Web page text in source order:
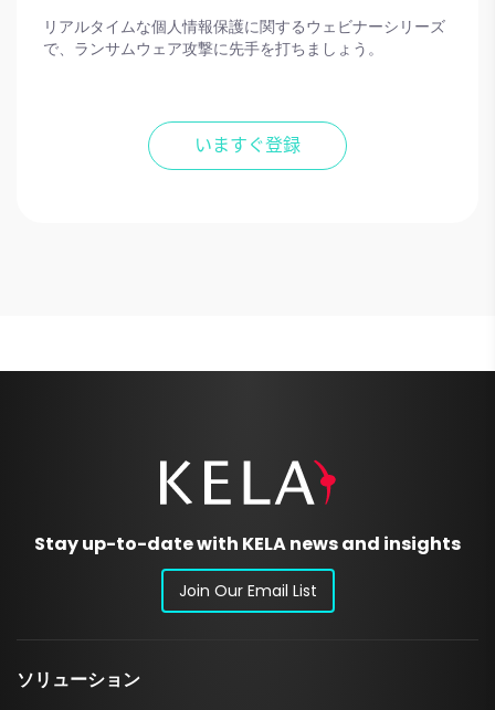
リアルタイムな個人情報保護に関するウェビナーシリーズ
で、ランサムウェア攻撃に先手を打ちましょう。
Stay up-to-date with KELA news and insights
Join Our Email List
ソリューション